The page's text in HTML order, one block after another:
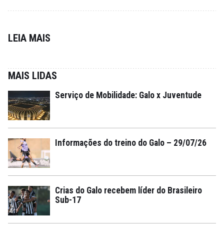
LEIA MAIS
MAIS LIDAS
Serviço de Mobilidade: Galo x Juventude
Informações do treino do Galo – 29/07/26
Crias do Galo recebem líder do Brasileiro
Sub-17